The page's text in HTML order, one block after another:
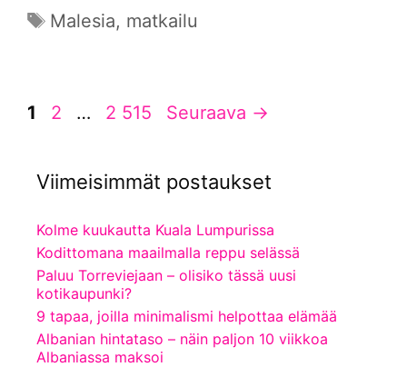
Avainsanat
Malesia, matkailu
Sivu
1 Sivu
2 … Sivu
2 515 Seuraava →
Viimeisimmät postaukset
Kolme kuukautta Kuala Lumpurissa
Kodittomana maailmalla reppu selässä
Paluu Torreviejaan – olisiko tässä uusi
kotikaupunki?
9 tapaa, joilla minimalismi helpottaa elämää
Albanian hintataso – näin paljon 10 viikkoa
Albaniassa maksoi